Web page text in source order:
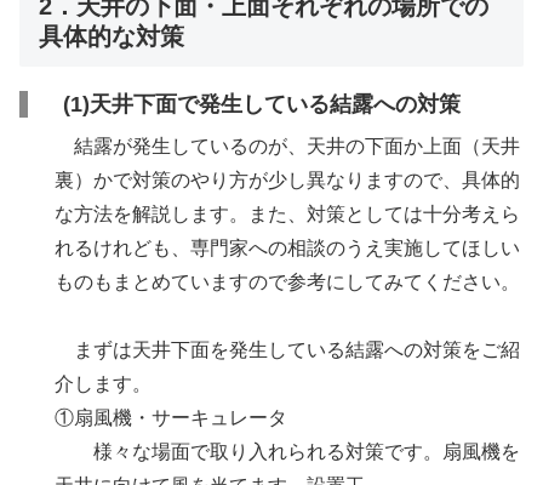
2．天井の下面・上面それぞれの場所での
具体的な対策
(1)天井下面で発生している結露への対策
結露が発生しているのが、天井の下面か上面（天井
裏）かで対策のやり方が少し異なりますので、具体的
な方法を解説します。また、対策としては十分考えら
れるけれども、専門家への相談のうえ実施してほしい
ものもまとめていますので参考にしてみてください。
まずは天井下面を発生している結露への対策をご紹
介します。
①扇風機・サーキュレータ
様々な場面で取り入れられる対策です。扇風機を